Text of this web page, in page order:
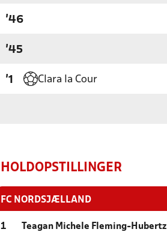
'46
'45
'1 Clara la Cour
HOLDOPSTILLINGER
FC NORDSJÆLLAND
1 Teagan Michele Fleming-Hubertz